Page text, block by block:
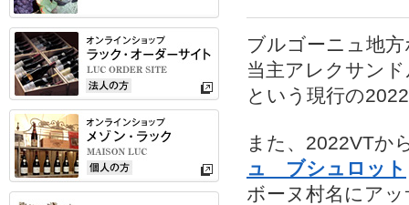
ブルゴーニュ地
当主アレクサン
という現行の
また、2022VTか
ュ ブシュロット
ボーヌ村名にア